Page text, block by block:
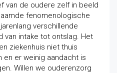
van de oudere zelf in beeld
fenomenologische
verschillende
van intake tot ontslag. Het
ziekenhuis niet thuis
er weinig aandacht is
Willen we ouderenzorg